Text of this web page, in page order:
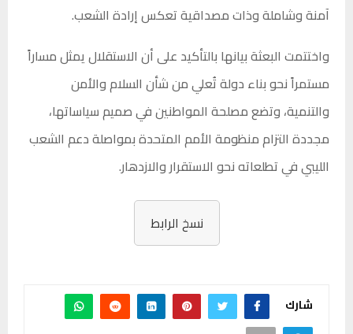
آمنة وشاملة وذات مصداقية تعكس إرادة الشعب.
واختتمت البعثة بيانها بالتأكيد على أن الاستقلال يمثل مساراً
مستمراً نحو بناء دولة تُعلي من شأن السلام والأمن
والتنمية، وتضع مصلحة المواطنين في صميم سياساتها،
مجددة التزام منظومة الأمم المتحدة بمواصلة دعم الشعب
الليبي في تطلعاته نحو الاستقرار والازدهار.
نسخ الرابط
شارك